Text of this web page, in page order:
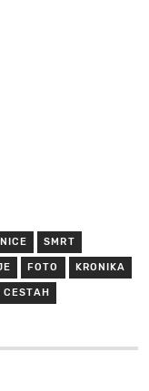
SMRT
FOTO KRONIKA